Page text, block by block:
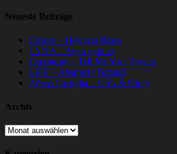
Neueste Beiträge
Citizen – Halcyon Blues
TYNA – Allen geht es
Ceremony – Tell Me Your Dream
LIFE – Abstract / Natural
Albert Castiglia – Grits & Glory
Archiv
Archiv